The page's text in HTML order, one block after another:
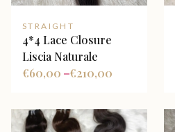
STRAIGHT
4*4 Lace Closure
Liscia Naturale
60,00
€ – 210,00
€